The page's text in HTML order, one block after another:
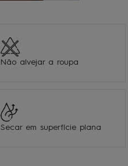
Não alvejar a roupa
Secar em superfície plana